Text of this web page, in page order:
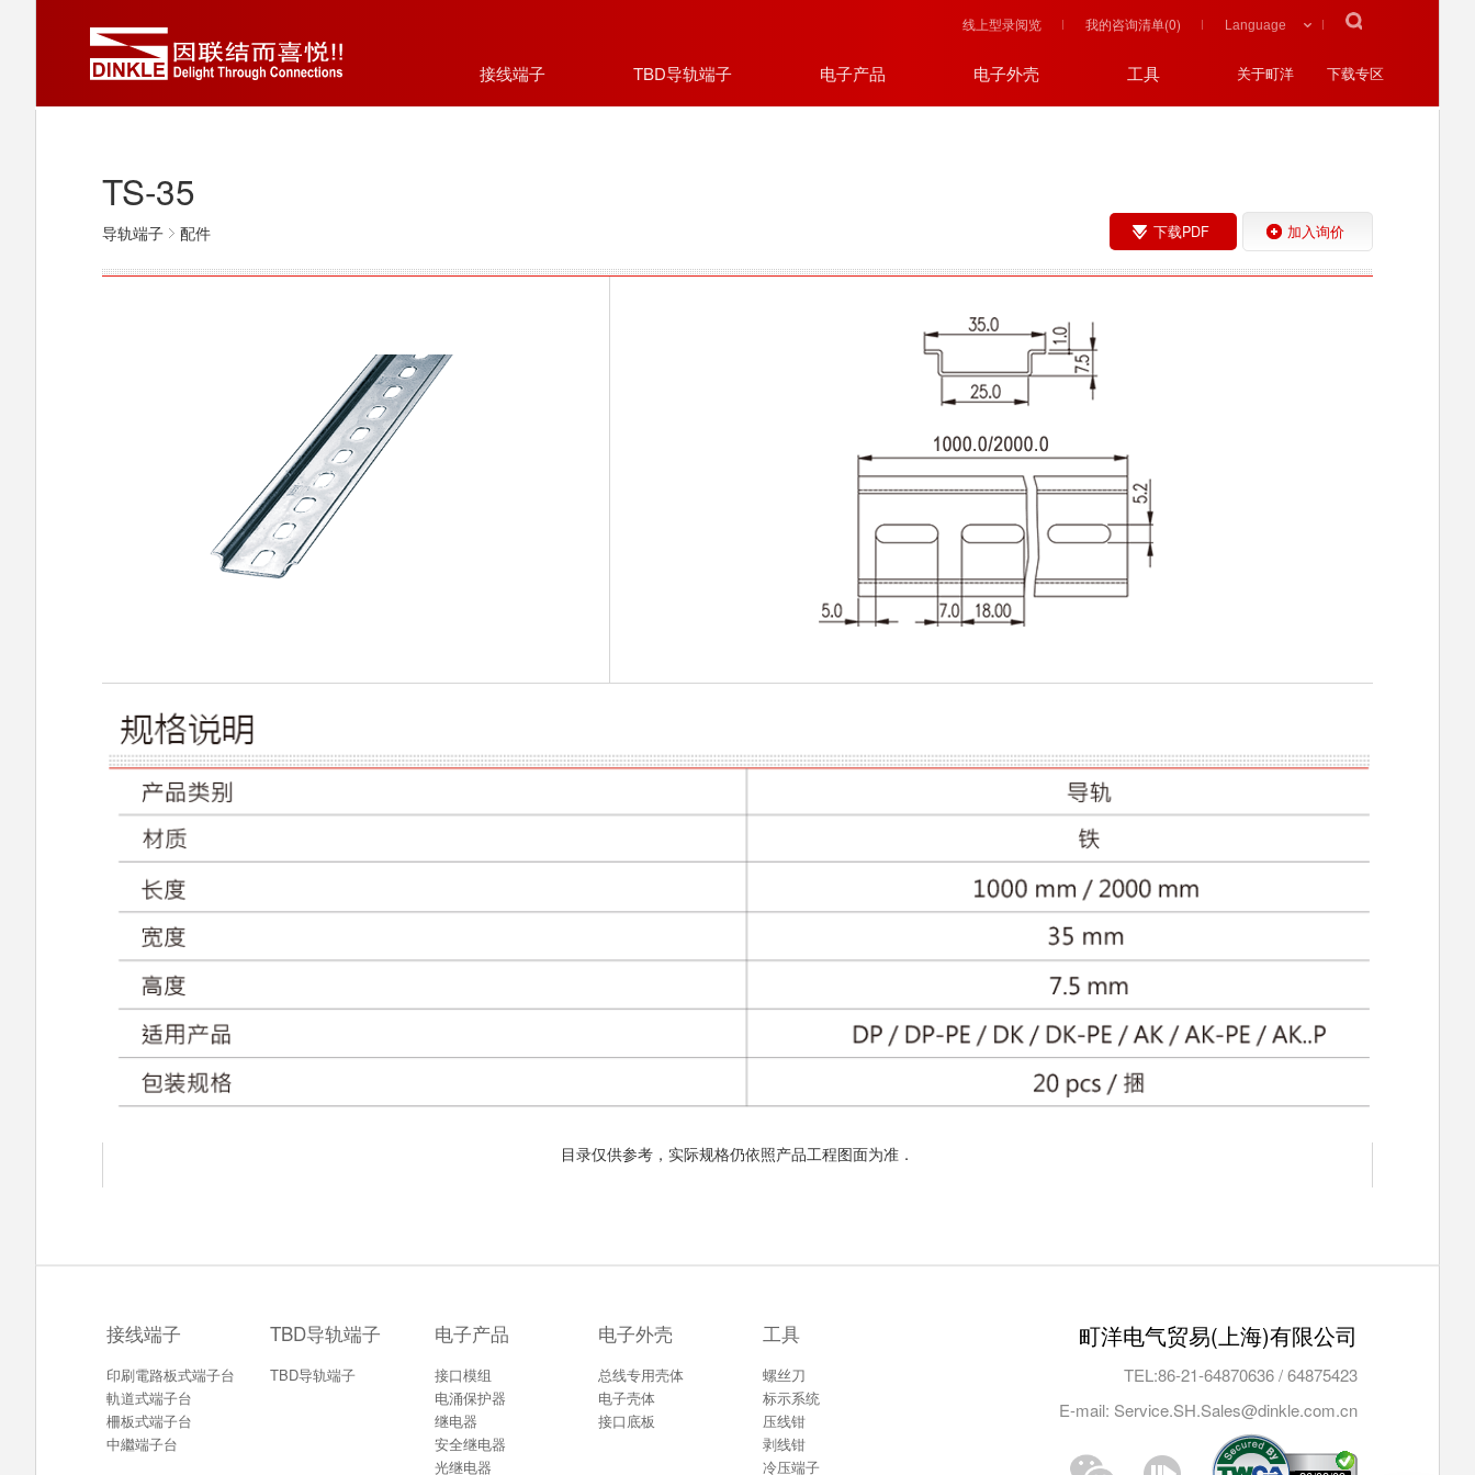
线上型录阅览 我的咨询清单(0)
接线端子 TBD导轨端子 电子产品 电子外壳 工具 关于町洋 下载专区
TS-35
导轨端子 配件 下载PDF 加入询价
目录仅供参考，实际规格仍依照产品工程图面为准．
接线端子
印刷電路板式端子台
軌道式端子台
柵板式端子台
中繼端子台
TBD导轨端子
TBD导轨端子
电子产品
接口模组
电涌保护器
继电器
安全继电器
光继电器
电子外壳
总线专用壳体
电子壳体
接口底板
工具
螺丝刀
标示系统
压线钳
剥线钳
冷压端子
町洋电气贸易(上海)有限公司
TEL:86-21-64870636/64875423
E-mail: Service.SH.Sales@dinkle.com.cn